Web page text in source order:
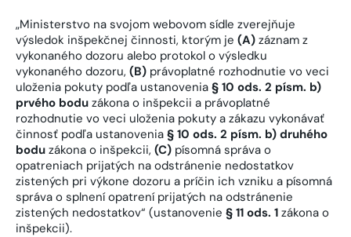
„Ministerstvo na svojom webovom sídle zverejňuje
výsledok inšpekčnej činnosti, ktorým je (A) záznam z
vykonaného dozoru alebo protokol o výsledku
vykonaného dozoru, (B) právoplatné rozhodnutie vo veci
uloženia pokuty podľa ustanovenia § 10 ods. 2 písm. b)
prvého bodu zákona o inšpekcii a právoplatné
rozhodnutie vo veci uloženia pokuty a zákazu vykonávať
činnosť podľa ustanovenia § 10 ods. 2 písm. b) druhého
bodu zákona o inšpekcii, (C) písomná správa o
opatreniach prijatých na odstránenie nedostatkov
zistených pri výkone dozoru a príčin ich vzniku a písomná
správa o splnení opatrení prijatých na odstránenie
zistených nedostatkov“ (ustanovenie § 11 ods. 1 zákona o
inšpekcii).